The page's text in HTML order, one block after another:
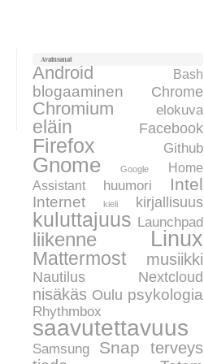
Avainsanat
Android Bash
blogaaminen Chrome
Chromium elokuva
eläin Facebook
Firefox Github
Gnome Google
Home
Assistant
huumori Intel
Internet kieli kirjallisuus
kuluttajuus Launchpad
liikenne Linux
Mattermost musiikki
Nautilus Nextcloud
nisäkäs Oulu psykologia
Rhythmbox
saavutettavuus
Samsung Snap terveys